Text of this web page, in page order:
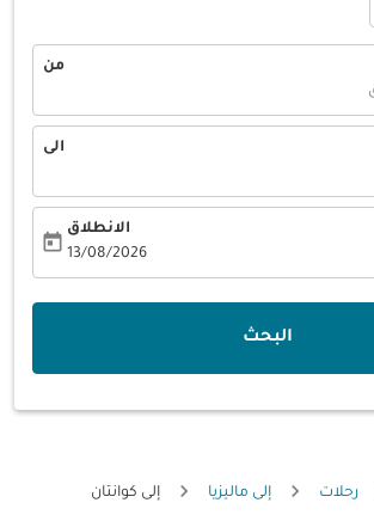
من
الى
الانطلاق
13/08/2026
today
البحث
رحلات إلى ماليزيا إلى كوانتان